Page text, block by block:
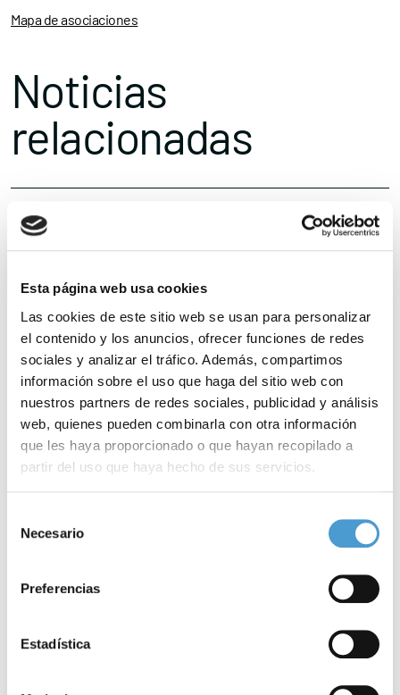
Esta página web usa cookies
Las cookies de este sitio web se usan para personalizar
el contenido y los anuncios, ofrecer funciones de redes
sociales y analizar el tráfico. Además, compartimos
información sobre el uso que haga del sitio web con
nuestros partners de redes sociales, publicidad y análisis
web, quienes pueden combinarla con otra información
que les haya proporcionado o que hayan recopilado a
partir del uso que haya hecho de sus servicios.
de cookies
Necesario
Preferencias
Estadística
Mapa de asociaciones
Noticias
relacionadas
Casi uno de cada cinco adolescentes...